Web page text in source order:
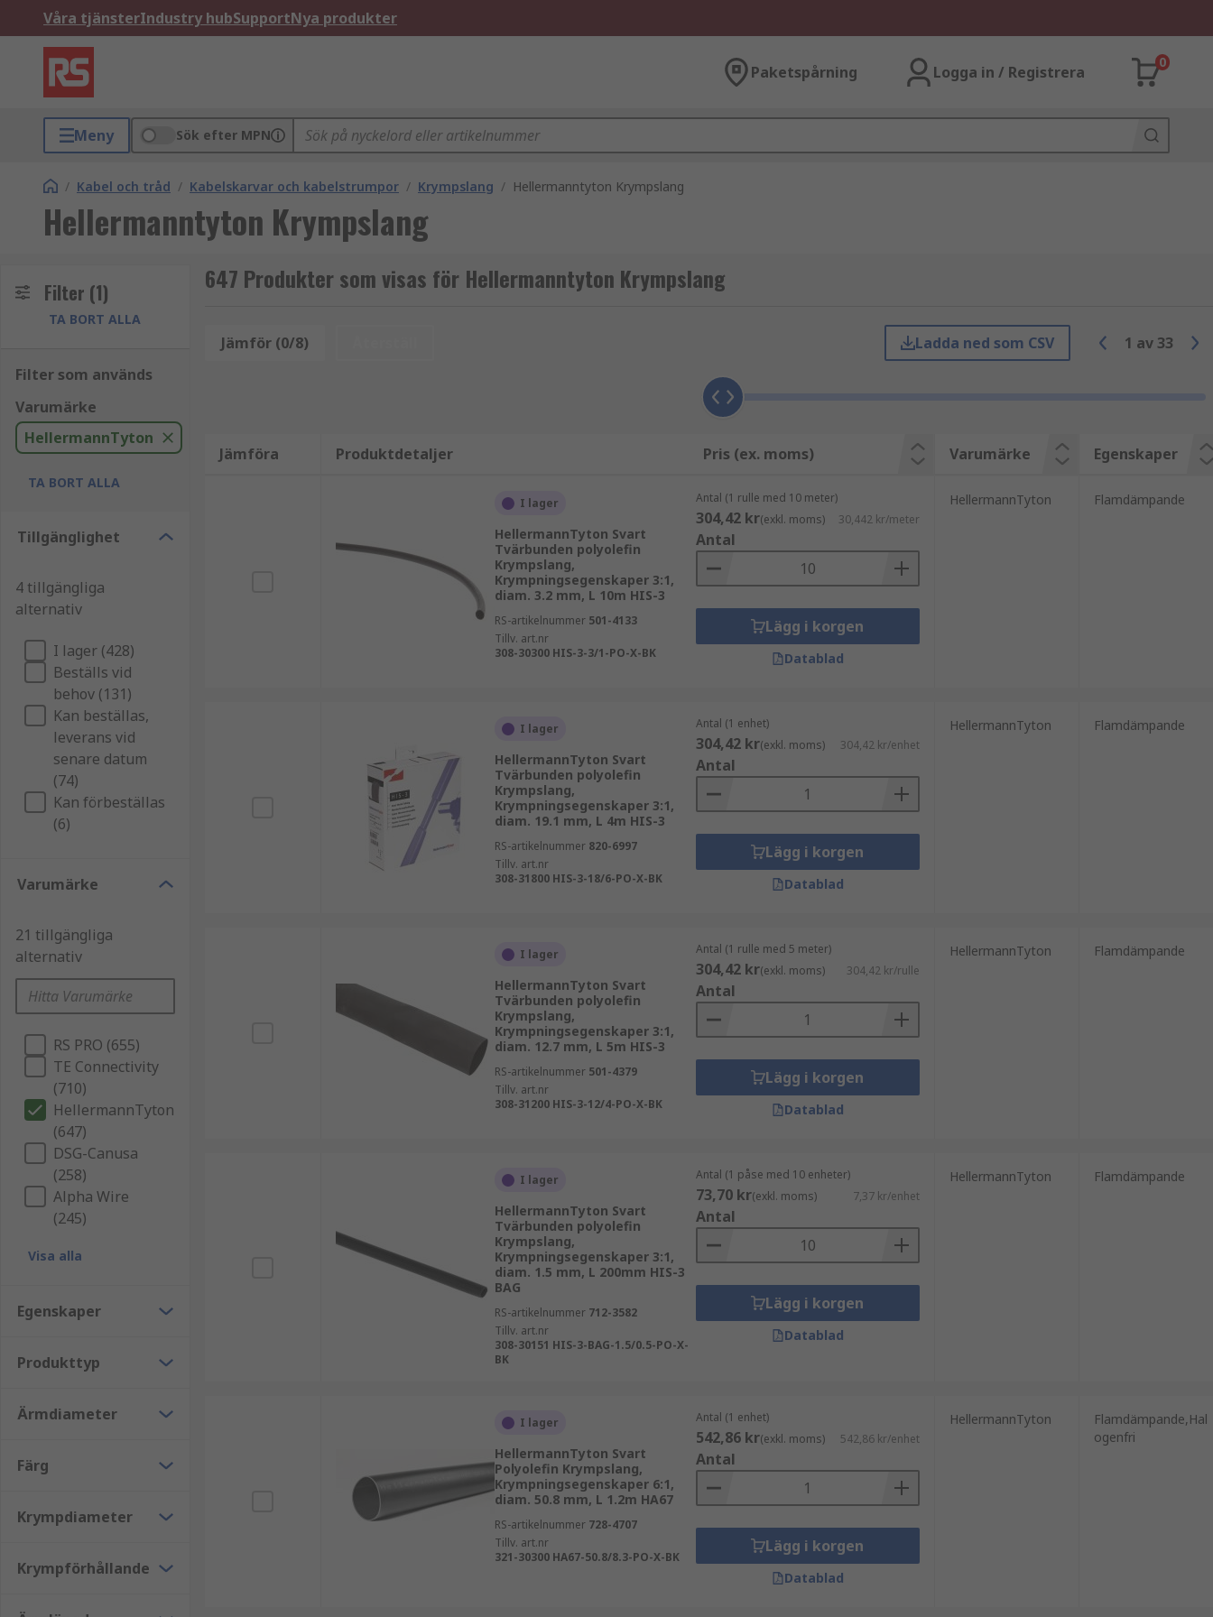
Våra tjänsterIndustry hubSupportNya produkter
Paketspårning Logga in / Registrera
0
Meny Sök efter MPN
/ Kabel och tråd / Kabelskarvar och kabelstrumpor / Krympslang / Hellermanntyton Krympslang
Hellermanntyton Krympslang
Filter (1)
TA BORT ALLA
Filter som används
Varumärke
HellermannTyton
TA BORT ALLA
Tillgänglighet
4 tillgängliga
alternativ
I lager (428)
Beställs vid
behov (131)
Kan beställas,
leverans vid
senare datum
(74)
Kan förbeställas
(6)
Varumärke
21 tillgängliga
alternativ
RS PRO (655)
TE Connectivity
(710)
HellermannTyton
(647)
DSG-Canusa
(258)
Alpha Wire
(245)
Visa alla
Egenskaper
Produkttyp
Ärmdiameter
Färg
Krympdiameter
Krympförhållande
647 Produkter som visas för Hellermanntyton Krympslang
Jämför (0/8) Ladda ned som CSV 1 av 33
Jämföra Produktdetaljer Pris (ex. moms) Varumärke Egenskaper
I lager
HellermannTyton Svart
Tvärbunden polyolefin
Krympslang,
Krympningsegenskaper 3:1,
diam. 3.2 mm, L 10m HIS-3
RS-artikelnummer 501-4133
Tillv. art.nr
308-30300 HIS-3-3/1-PO-X-BK
Antal (1 rulle med 10 meter)
304,42 kr(exkl. moms) 30,442 kr/meter
Antal
Lägg i korgen
Datablad
HellermannTyton Flamdämpande
I lager
HellermannTyton Svart
Tvärbunden polyolefin
Krympslang,
Krympningsegenskaper 3:1,
diam. 19.1 mm, L 4m HIS-3
RS-artikelnummer 820-6997
Tillv. art.nr
308-31800 HIS-3-18/6-PO-X-BK
Antal (1 enhet)
304,42 kr(exkl. moms) 304,42 kr/enhet
Antal
Lägg i korgen
Datablad
HellermannTyton Flamdämpande
I lager
HellermannTyton Svart
Tvärbunden polyolefin
Krympslang,
Krympningsegenskaper 3:1,
diam. 12.7 mm, L 5m HIS-3
RS-artikelnummer 501-4379
Tillv. art.nr
308-31200 HIS-3-12/4-PO-X-BK
Antal (1 rulle med 5 meter)
304,42 kr(exkl. moms) 304,42 kr/rulle
Antal
Lägg i korgen
Datablad
HellermannTyton Flamdämpande
I lager
HellermannTyton Svart
Tvärbunden polyolefin
Krympslang,
Krympningsegenskaper 3:1,
diam. 1.5 mm, L 200mm HIS-3
BAG
RS-artikelnummer 712-3582
Tillv. art.nr
308-30151 HIS-3-BAG-1.5/0.5-PO-X-
BK
Antal (1 påse med 10 enheter)
73,70 kr(exkl. moms) 7,37 kr/enhet
Antal
Lägg i korgen
Datablad
HellermannTyton Flamdämpande
I lager
HellermannTyton Svart
Polyolefin Krympslang,
Krympningsegenskaper 6:1,
diam. 50.8 mm, L 1.2m HA67
RS-artikelnummer 728-4707
Tillv. art.nr
321-30300 HA67-50.8/8.3-PO-X-BK
Antal (1 enhet)
542,86 kr(exkl. moms) 542,86 kr/enhet
Antal
Lägg i korgen
Datablad
HellermannTyton
Flamdämpande,Hal
ogenfri